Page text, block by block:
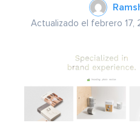
Actualizado el febrero 17,